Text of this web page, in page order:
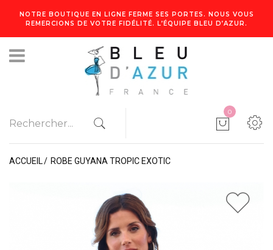
NOTRE BOUTIQUE EN LIGNE FERME SES PORTES. NOUS VOUS
REMERCIONS DE VOTRE FIDÉLITÉ. L’ÉQUIPE BLEU D’AZUR.
0
ACCUEIL ROBE GUYANA TROPIC EXOTIC